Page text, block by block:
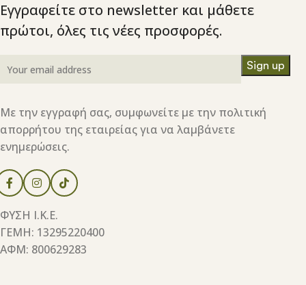
Εγγραφείτε στο newsletter και μάθετε
πρώτοι, όλες τις νέες προσφορές.
Με την εγγραφή σας, συμφωνείτε με την πολιτική
απορρήτου της εταιρείας για να λαμβάνετε
ενημερώσεις.
ΦΥΣΗ Ι.Κ.Ε.
ΓΕΜΗ: 13295220400
ΑΦΜ: 800629283